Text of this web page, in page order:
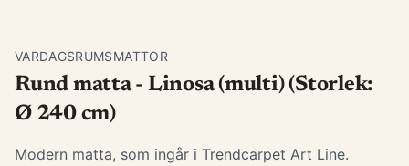
VARDAGSRUMSMATTOR
Rund matta - Linosa (multi) (Storlek:
Ø 240 cm)
Modern matta, som ingår i Trendcarpet Art Line.